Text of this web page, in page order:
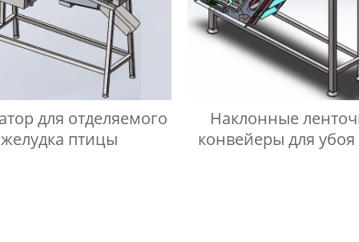
для отделяемого
желудка птицы
Наклонные
конвейеры для